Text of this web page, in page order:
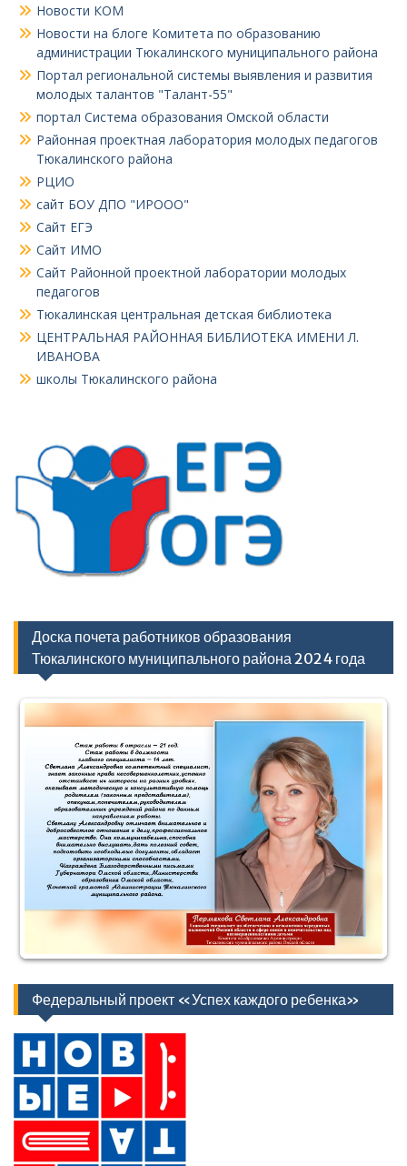
Новости КОМ
Новости на блоге Комитета по образованию
администрации Тюкалинского муниципального района
Портал региональной системы выявления и развития
молодых талантов "Талант-55"
портал Система образования Омской области
Районная проектная лаборатория молодых педагогов
Тюкалинского района
РЦИО
сайт БОУ ДПО "ИРООО"
Сайт ЕГЭ
Сайт ИМО
Сайт Районной проектной лаборатории молодых
педагогов
Тюкалинская центральная детская библиотека
ЦЕНТРАЛЬНАЯ РАЙОННАЯ БИБЛИОТЕКА ИМЕНИ Л.
ИВАНОВА
школы Тюкалинского района
Доска почета работников образования
Тюкалинского муниципального района 2024 года
Федеральный проект «Успех каждого ребенка»